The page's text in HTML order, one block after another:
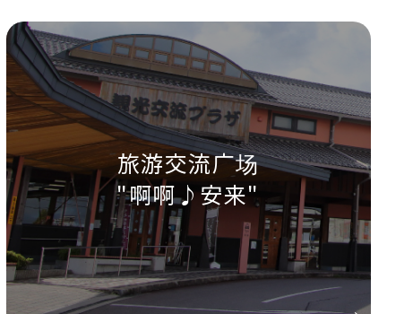
旅游交流广场
"啊啊♪安来"